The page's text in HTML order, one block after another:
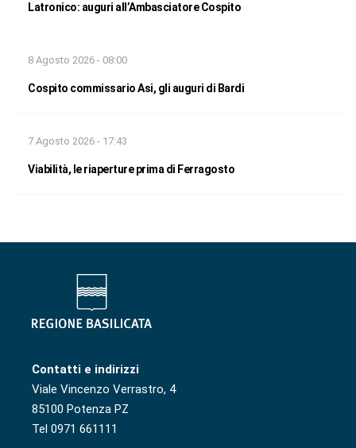
Latronico: auguri all’Ambasciatore Cospito
8 Agosto 2026 - 08:00
Cospito commissario Asi, gli auguri di Bardi
7 Agosto 2026 - 17:43
Viabilità, le riaperture prima di Ferragosto
Contatti e indirizzi
Viale Vincenzo Verrastro, 4
85100 Potenza PZ
Tel 0971 661111